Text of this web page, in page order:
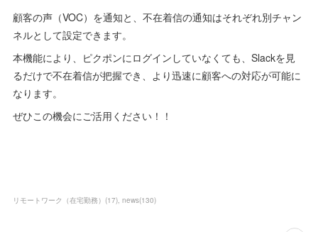
顧客の声（VOC）を通知と、不在着信の通知はそれぞれ別チャン
ネルとして設定できます。
本機能により、ピクポンにログインしていなくても、Slackを見
るだけで不在着信が把握でき、より迅速に顧客への対応が可能に
なります。
ぜひこの機会にご活用ください！！
リモートワーク（在宅勤務） (17) news(130)